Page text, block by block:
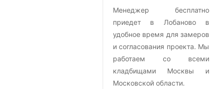
Менеджер бесплатно
приедет в Лобаново в
удобное время для замеров
и согласования проекта. Мы
работаем со всеми
кладбищами Москвы и
Московской области.